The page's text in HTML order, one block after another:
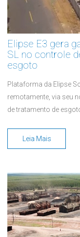
Elipse E3 gera
SL no controle
esgoto
Plataforma da Elipse
remotamente, via seu
de tratamento de
Leia Mais